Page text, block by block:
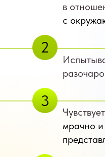
в
с
2
3
мрачно и